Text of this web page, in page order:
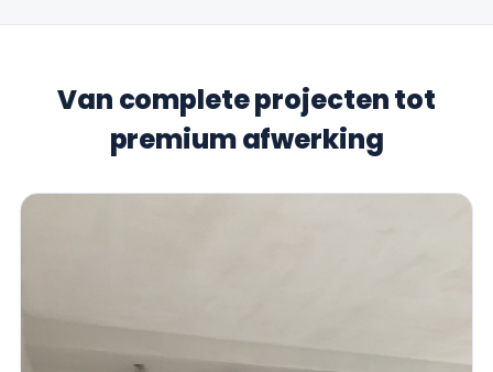
Van complete projecten tot
premium afwerking